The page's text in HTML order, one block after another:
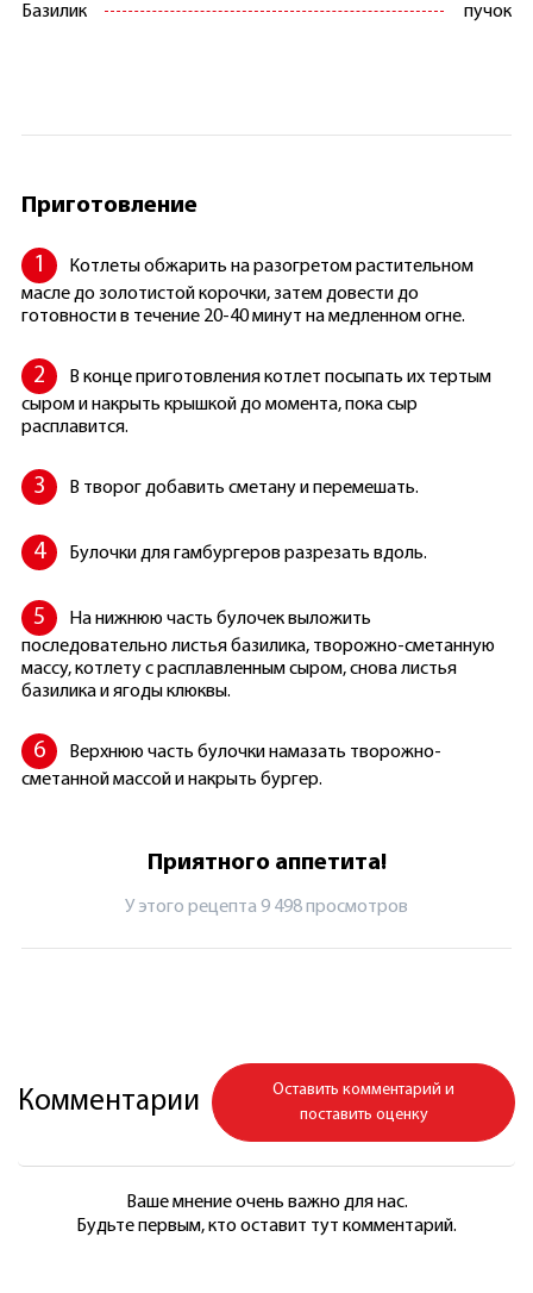
Базилик пучок
Приготовление
Котлеты обжарить на разогретом растительном
масле до золотистой корочки, затем довести до
готовности в течение 20-40 минут на медленном огне.
В конце приготовления котлет посыпать их тертым
сыром и накрыть крышкой до момента, пока сыр
расплавится.
В творог добавить сметану и перемешать.
Булочки для гамбургеров разрезать вдоль.
На нижнюю часть булочек выложить
последовательно листья базилика, творожно-сметанную
массу, котлету с расплавленным сыром, снова листья
базилика и ягоды клюквы.
Верхнюю часть булочки намазать творожно-
сметанной массой и накрыть бургер.
Приятного аппетита!
У этого рецепта 9 498 просмотров
Комментарии
Оставить комментарий и
поставить оценку
Ваше мнение очень важно для нас.
Будьте первым, кто оставит тут комментарий.